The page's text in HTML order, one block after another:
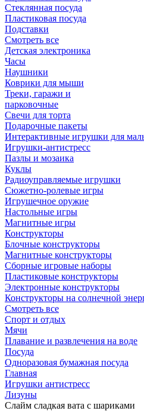
Стеклянная посуда
Пластиковая посуда
Подставки
Смотреть все
Детская электроника
Часы
Наушники
Коврики для мыши
Треки, гаражи и
парковочные
Свечи для торта
Подарочные пакеты
Интерактивные игрушки для
Игрушки-антистресс
Пазлы и мозаика
Куклы
Радиоуправляемые игрушки
Сюжетно-ролевые игры
Игрушечное оружие
Настольные игры
Магнитные игры
Конструкторы
Блочные конструкторы
Магнитные конструкторы
Сборные игровые наборы
Пластиковые конструкторы
Электронные конструкторы
Конструкторы на солнечной
Смотреть все
Спорт и отдых
Мячи
Плавание и развлечения на воде
Посуда
Одноразовая бумажная посуда
Главная
Игрушки антистресс
Лизуны
Слайм сладкая вата с шариками